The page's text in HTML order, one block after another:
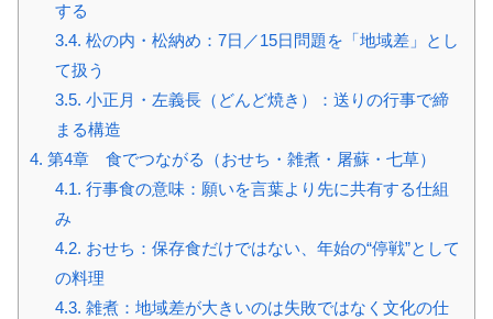
する
3.4. 松の内・松納め：7日／15日問題を「地域差」とし
て扱う
3.5. 小正月・左義長（どんど焼き）：送りの行事で締
まる構造
4. 第4章 食でつながる（おせち・雑煮・屠蘇・七草）
4.1. 行事食の意味：願いを言葉より先に共有する仕組
み
4.2. おせち：保存食だけではない、年始の“停戦”として
の料理
4.3. 雑煮：地域差が大きいのは失敗ではなく文化の仕